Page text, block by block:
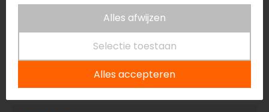
Goede kwaliteit met perfecte pasvorm
Alles afwijzen
Selectie toestaan
Alles accepteren